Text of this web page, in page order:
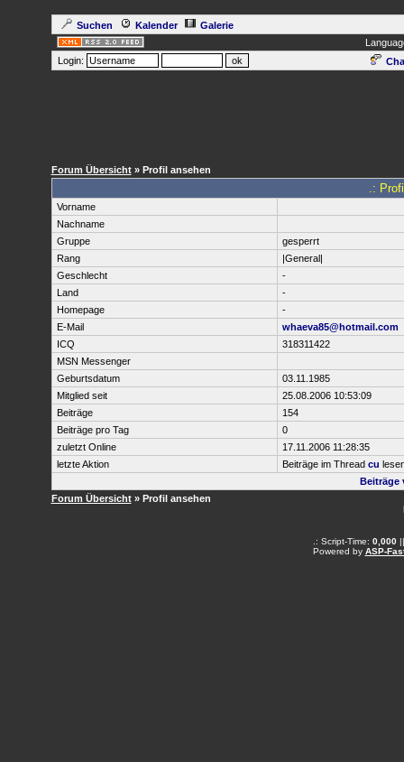
Suchen Kalender
Galerie
Login:
Forum Übersicht» Profil ansehen
.:
Vorname
Nachname
Gruppe
gesperrt
Rang
|General|
Geschlecht
-
Land
-
Homepage
-
E-Mail
whaeva85@hotmail.com
ICQ
318311422
MSN Messenger
Geburtsdatum
03.11.1985
Mitglied seit
25.08.2006 10:53:09
Beiträge
154
Beiträge pro Tag
0
zuletzt Online
17.11.2006 11:28:35
letzte Aktion
Beiträge im Thread cu
Beiträge
Forum Übersicht» Profil ansehen
.: Script-Time: 0,000||
Powered by ASP-